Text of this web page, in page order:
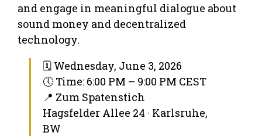
and engage in meaningful dialogue about
sound money and decentralized
technology.
🗓 Wednesday, June 3, 2026
🕔 Time: 6:00 PM – 9:00 PM CEST
📍 Zum Spatenstich
Hagsfelder Allee 24 · Karlsruhe,
BW